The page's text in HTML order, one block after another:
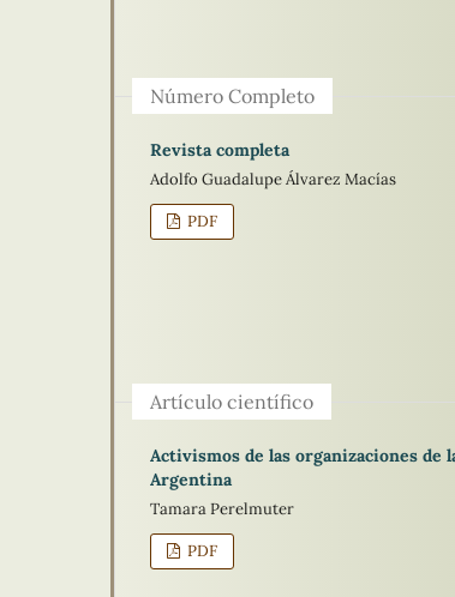
Número Completo
Revista completa
Adolfo Guadalupe Álvarez Macías
PDF
Artículo científico
Activismos de las organizaciones de
Argentina
Tamara Perelmuter
PDF